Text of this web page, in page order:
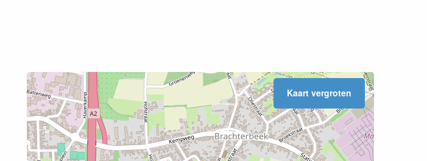
Kaart vergroten